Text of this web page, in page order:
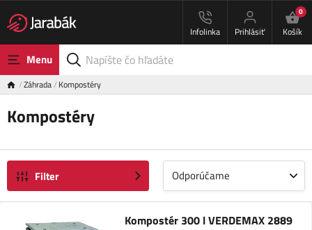
Infolinka Prihlásiť
0
Košík
Menu
Záhrada Kompostéry
Kompostéry
Filter Odporúčame
Kompostér 300 l VERDEMAX 2889